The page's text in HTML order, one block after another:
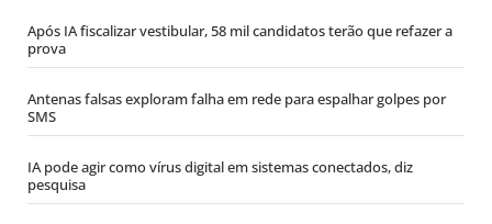
Após IA fiscalizar vestibular, 58 mil candidatos terão que refazer a
prova
Antenas falsas exploram falha em rede para espalhar golpes por
SMS
IA pode agir como vírus digital em sistemas conectados, diz
pesquisa